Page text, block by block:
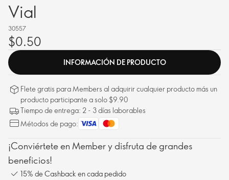
Vial
30557
$0.50
INFORMACIÓN DE PRODUCTO
Flete gratis para Members al adquirir cualquier producto más un
producto participante a solo $9.90
Tiempo de entrega: 2 - 3 días laborables
Métodos de pago:
¡Conviértete en Member y disfruta de grandes
beneficios!
15% de Cashback en cada pedido